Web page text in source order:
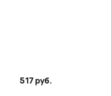
517 руб.